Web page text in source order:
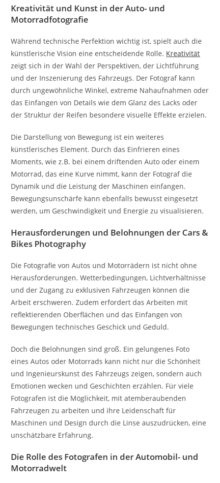
Kreativität und Kunst in der Auto- und
Motorradfotografie
Während technische Perfektion wichtig ist, spielt auch die
künstlerische Vision eine entscheidende Rolle. Kreativität
zeigt sich in der Wahl der Perspektiven, der Lichtführung
und der Inszenierung des Fahrzeugs. Der Fotograf kann
durch ungewöhnliche Winkel, extreme Nahaufnahmen oder
das Einfangen von Details wie dem Glanz des Lacks oder
der Struktur der Reifen besondere visuelle Effekte erzielen.
Die Darstellung von Bewegung ist ein weiteres
künstlerisches Element. Durch das Einfrieren eines
Moments, wie z.B. bei einem driftenden Auto oder einem
Motorrad, das eine Kurve nimmt, kann der Fotograf die
Dynamik und die Leistung der Maschinen einfangen.
Bewegungsunschärfe kann ebenfalls bewusst eingesetzt
werden, um Geschwindigkeit und Energie zu visualisieren.
Herausforderungen und Belohnungen der Cars &
Bikes Photography
Die Fotografie von Autos und Motorrädern ist nicht ohne
Herausforderungen. Wetterbedingungen, Lichtverhältnisse
und der Zugang zu exklusiven Fahrzeugen können die
Arbeit erschweren. Zudem erfordert das Arbeiten mit
reflektierenden Oberflächen und das Einfangen von
Bewegungen technisches Geschick und Geduld.
Doch die Belohnungen sind groß. Ein gelungenes Foto
eines Autos oder Motorrads kann nicht nur die Schönheit
und Ingenieurskunst des Fahrzeugs zeigen, sondern auch
Emotionen wecken und Geschichten erzählen. Für viele
Fotografen ist die Möglichkeit, mit atemberaubenden
Fahrzeugen zu arbeiten und ihre Leidenschaft für
Maschinen und Design durch die Linse auszudrücken, eine
unschätzbare Erfahrung.
Die Rolle des Fotografen in der Automobil- und
Motorradwelt